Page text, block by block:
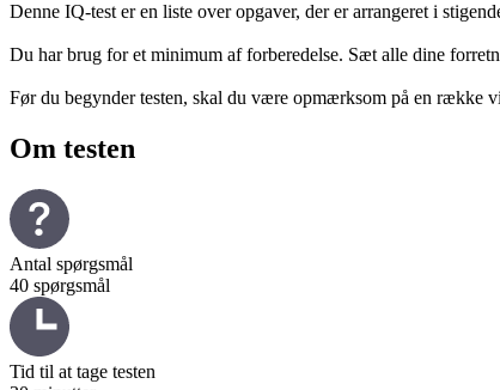
Denne IQ-test er en liste over opgaver, der er arrangeret i
Du har brug for et minimum af forberedelse. Sæt alle dine
Før du begynder testen, skal du være opmærksom på en række
Om testen
Antal spørgsmål
40 spørgsmål
Tid til at tage testen